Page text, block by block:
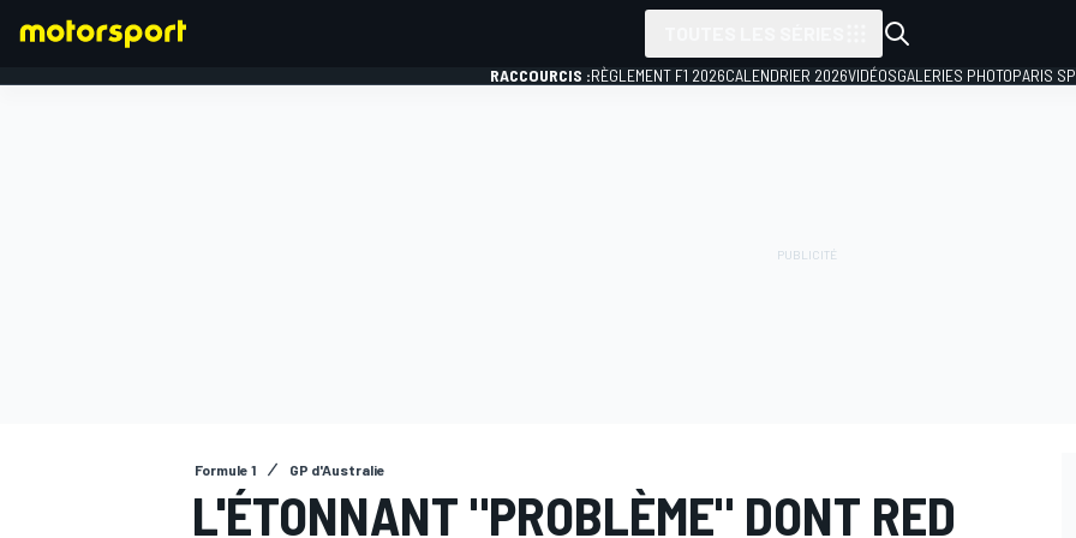
RACCOURCIS :RÈGLEMENT F1 2026CALENDRIER 2026VIDÉOSGALERIES PHOTOPARIS
Formule 1 GP d'Australie
L'ÉTONNANT "PROBLÈME" DONT RED